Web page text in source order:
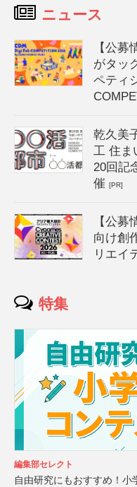
ニュース
【公
がタッ
ペティ
乾久美
工 住ま
20回記
催[PR]
【公
向け創
リエイ
特集
編集部セレクト
自由研究にもおすすめ！